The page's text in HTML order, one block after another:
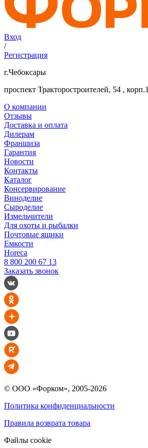
Вход
/
Регистрация
г.Чебоксары
проспект Тракторостроителей, 54 , корп.1
О компании
Отзывы
Доставка и оплата
Дилерам
Франшиза
Гарантия
Новости
Контакты
Каталог
Консервирование
Виноделие
Сыроделие
Измельчители
Для охоты и рыбалки
Почтовые ящики
Емкости
Horeca
8 800 200 67 13
Заказать звонок
© ООО «Форком», 2005-2026
Политика конфиденциальности
Правила возврата товара
Файлы cookie